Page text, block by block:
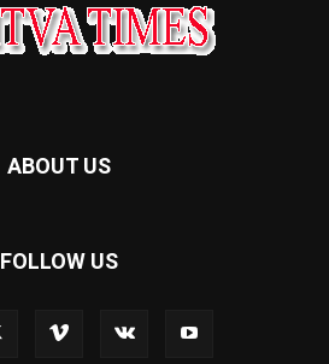
ABOUT US
FOLLOW US